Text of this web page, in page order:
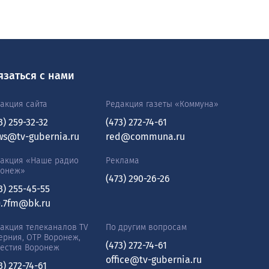
с нами
сайта
259-32-32
gubernia.ru
Редакция газеты «Коммуна»
(473) 272-74-61
red@communa.ru
«Наше радио
255-45-55
Реклама
(473) 290-26-26
телеканалов TV
ОТР Воронеж,
Воронеж
272-74-61
По другим вопросам
(473) 272-74-61
office@tv-gubernia.ru